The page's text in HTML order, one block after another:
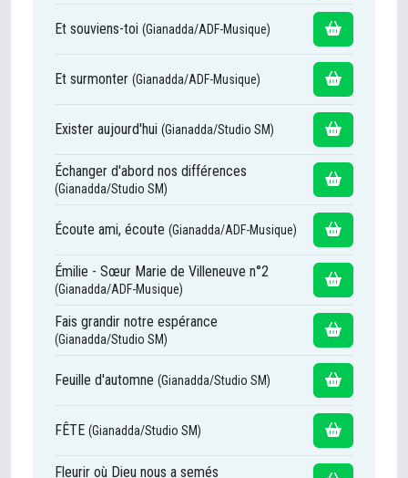
Et souviens-toi (Gianadda/ADF-Musique)
Et surmonter (Gianadda/ADF-Musique)
Exister aujourd'hui (Gianadda/Studio SM)
Échanger d'abord nos différences
(Gianadda/Studio SM)
Écoute ami, écoute (Gianadda/ADF-Musique)
Émilie - Sœur Marie de Villeneuve n°2
(Gianadda/ADF-Musique)
Fais grandir notre espérance
(Gianadda/Studio SM)
Feuille d'automne (Gianadda/Studio SM)
FÊTE (Gianadda/Studio SM)
Fleurir où Dieu nous a semés